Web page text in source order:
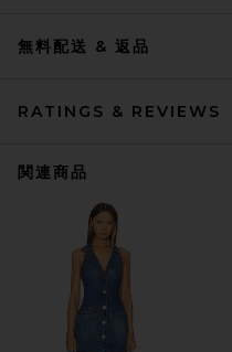
無料配送 & 返品
RATINGS & REVIEWS
関連商品